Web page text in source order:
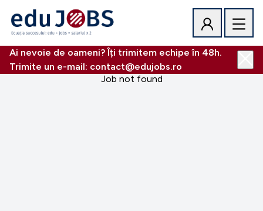
Ai nevoie de oameni? Îți trimitem echipe în 48h.
Trimite un e-mail: contact@edujobs.ro
Job not found